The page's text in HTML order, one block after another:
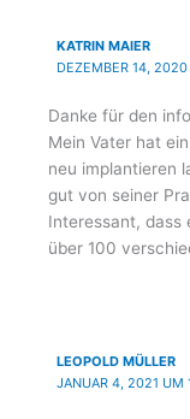
KATRIN MAIER
DEZEMBER 14,
Danke für den
Mein Vater hat
neu implantieren
gut von seiner
Interessant, dass
über 100
LEOPOLD MÜLLER
JANUAR 4, 2021 UM